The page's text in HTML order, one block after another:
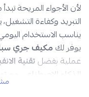
لأن الأجواء المريحة
التبريد وكفاءة التشغيل،
يناسب الاستخدام
يوفر لكمكيف جري سبليت 12000
عملية بفضلتقنية
ذاتي يساعد على الحفاظ